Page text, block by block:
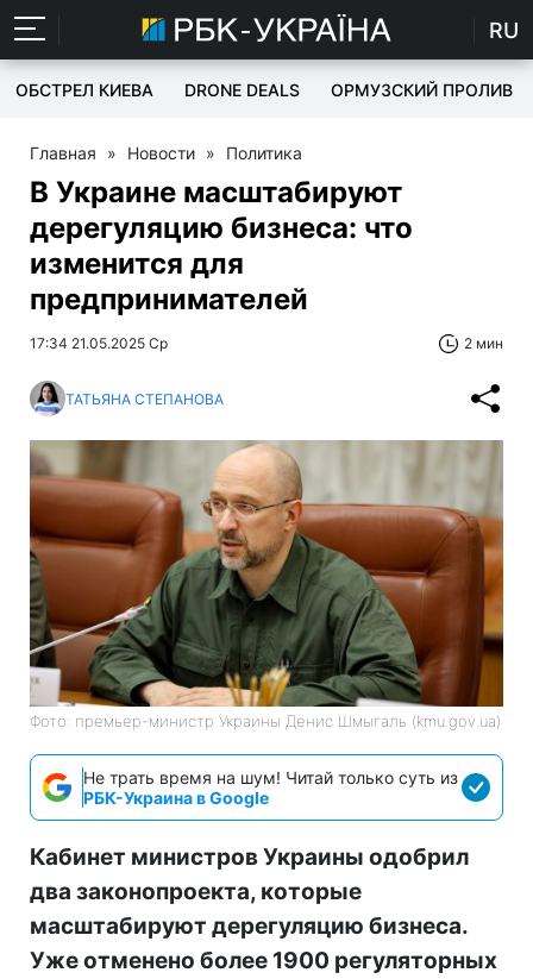
RU
ОБСТРЕЛ КИЕВА DRONE DEALS ОРМУЗСКИЙ ПРОЛИВ
Главная » Новости » Политика
В Украине масштабируют
дерегуляцию бизнеса: что
изменится для
предпринимателей
17:34 21.05.2025 Ср 2 мин
ТАТЬЯНА СТЕПАНОВА
Фото: премьер-министр Украины Денис Шмыгаль (kmu.gov.ua)
Не трать время на шум! Читай только суть из
РБК-Украина в Google
Кабинет министров Украины одобрил
два законопроекта, которые
масштабируют дерегуляцию бизнеса.
Уже отменено более 1900 регуляторных